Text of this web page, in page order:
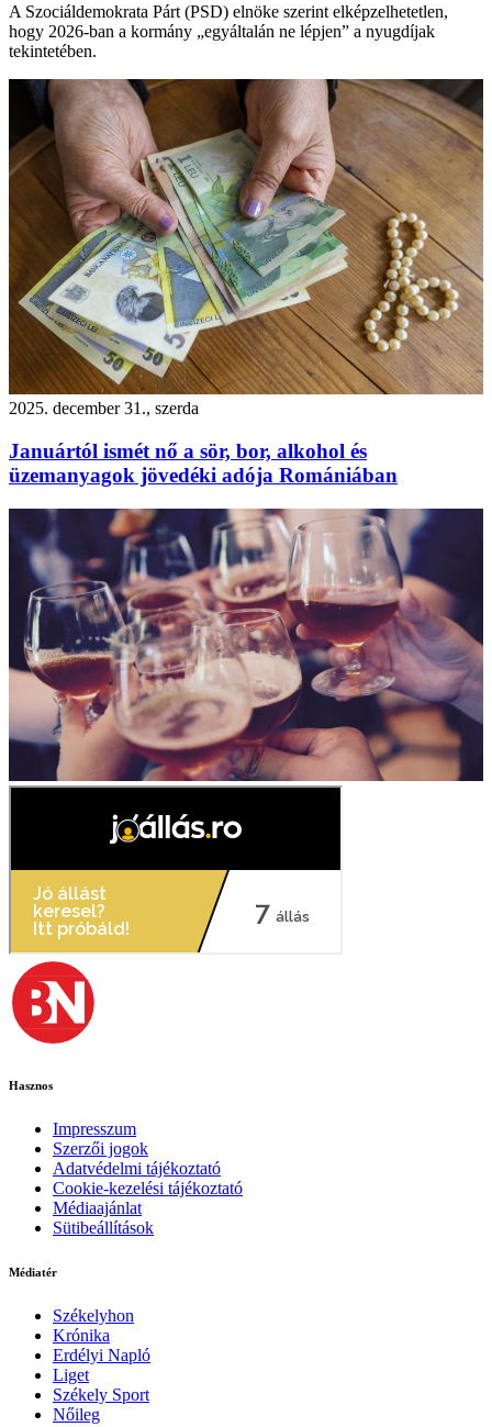
A Szociáldemokrata Párt (PSD) elnöke szerint elképzelhetetlen,
hogy 2026-ban a kormány „egyáltalán ne lépjen” a nyugdíjak
tekintetében.
2025. december 31., szerda
Januártól ismét nő a sör, bor, alkohol és
üzemanyagok jövedéki adója Romániában
Hasznos
Impresszum
Szerzői jogok
Adatvédelmi tájékoztató
Cookie-kezelési tájékoztató
Médiaajánlat
Sütibeállítások
Médiatér
Székelyhon
Krónika
Erdélyi Napló
Liget
Székely Sport
Nőileg